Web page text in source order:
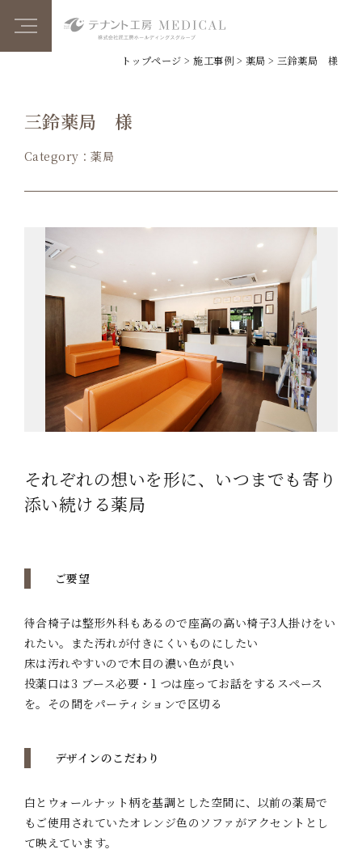
トップページ >施工事例 > 薬局 >三鈴薬局 様
三鈴薬局 様
Category：薬局
それぞれの想いを形に、いつまでも寄り
添い続ける薬局
ご要望
待合椅子は整形外科もあるので座高の高い椅子3人掛けをい
れたい。また汚れが付きにくいものにしたい
床は汚れやすいので木目の濃い色が良い
投薬口は3 ブース必要・1 つは座ってお話をするスペース
を。その間をパーティションで区切る
デザインのこだわり
白とウォールナット柄を基調とした空間に、以前の薬局で
もご使用されていたオレンジ色のソファがアクセントとし
て映えています。